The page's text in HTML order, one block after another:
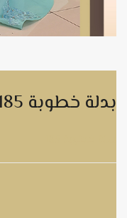
بدلة خطوبة 185